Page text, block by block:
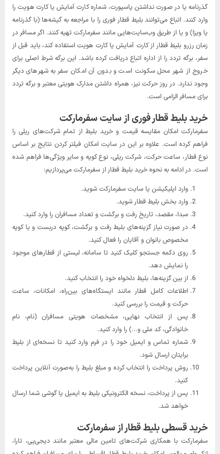
گذرنامه یا در صورت نداشتن پاسپورت، شماره کارت آمایش یا کارت هویت را
وارد کنند. اتباع می‌توانند بلیط قطار فوری را با مراجعه به گیشه‌ها (با گذرنامه
یا ویزا) و یا از طریق وب‌سایت‌هایی مانند سفرمارکت تهیه کنند. اگر مسافر در
زمان رزرو بلیط قطار از کارت آمایش یا کارت هویت استفاده کند، باید قبل از
سفر، برگه تردد را از اداره اتباع دریافت کرده باشد. این برگه شرط اصلی برای
خروج از شهر محل سکونت است و بدون آن امکان سفر به شهرهای دیگر
وجود ندارد. در روز حرکت نیز، همراه داشتن مدارک هویتی معتبر و برگه تردد
برای مسافر الزامی است.
خرید بلیط قطار فوری از سایت سفرمارکت
سفرمارکت امکان مقایسه قیمت و خرید بلیط از تمام شرکت‌های ریلی را
فراهم کرده است. علاوه بر این در سایت امکان فیلتر کردن نتایج بر اساس
نوع قطار، ساعت حرکت، شرکت ریلی، نوع کوپه و سایر ویژگی‌ها فراهم شده
است. در ادامه به نحوه خرید بلیط قطار از سفرمارکت می‌پردازیم:
وارد اپلیکیشن یا سایت سفرمارکت شوید.
وارد بخش بلیط قطار شوید.
مبدا، مقصد، تاریخ رفت و برگشت و تعداد مسافران را وارد کنید.
در صورت نیاز گزینه‌های بلیط رفت ‌و برگشت، کوپه دربست و یا کوپه
مخصوص بانوان و آقایان را فعال کنید.
روی دکمه جستجو کلیک کنید تا سامانه، لیستی از قطارهای موجود
را نمایش دهد.
از بین گزینه‌ها، بلیط دلخواه خود را انتخاب کنید.
اطلاعات کامل قطار مانند ایستگاه‌های بین‌راه، امکانات، ساعت
حرکت و قیمت را بررسی کنید.
پس از انتخاب نهایی، مشخصات هویتی مسافران (نام، نام
خانوادگی، کد ملی و...) را وارد کنید.
شماره تماس و ایمیل خود را در فرم وارد کنید تا نسخه‌ای از بلیط
برایتان ارسال شود.
روش پرداخت را انتخاب کرده و مبلغ بلیط را به‌صورت آنلاین پرداخت
کنید.
پس از پرداخت، نسخه الکترونیکی بلیط به ایمیل یا گوشی شما ارسال
خواهد شد.
خرید قسطی بلیط قطار از سفرمارکت
سفرمارکت با همکاری شرکت‌های تامین مالی معتبر مانند دیجی‌پی، تارا،